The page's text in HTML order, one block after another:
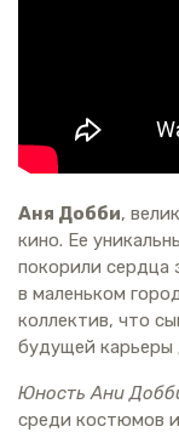
Аня Добби,
кино. Ее
покорили сердца
в маленьком
коллектив, что
будущей карьеры
Юность Ани
среди костюмов